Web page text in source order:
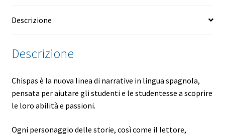
Descrizione
Descrizione
Chispas è la nuova linea di narrative in lingua spagnola,
pensata per aiutare gli studenti e le studentesse a scoprire
le loro abilità e passioni.
Ogni personaggio delle storie, così come il lettore,